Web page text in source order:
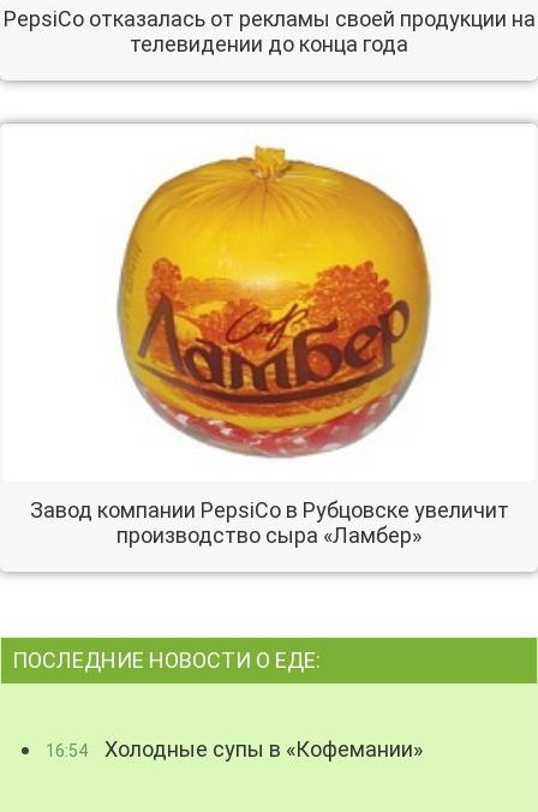
PepsiCo отказалась от рекламы своей продукции на
телевидении до конца года
Завод компании PepsiCo в Рубцовске увеличит
производство сыра «Ламбер»
ПОСЛЕДНИЕ НОВОСТИ О ЕДЕ:
16:54 Холодные супы в «Кофемании»